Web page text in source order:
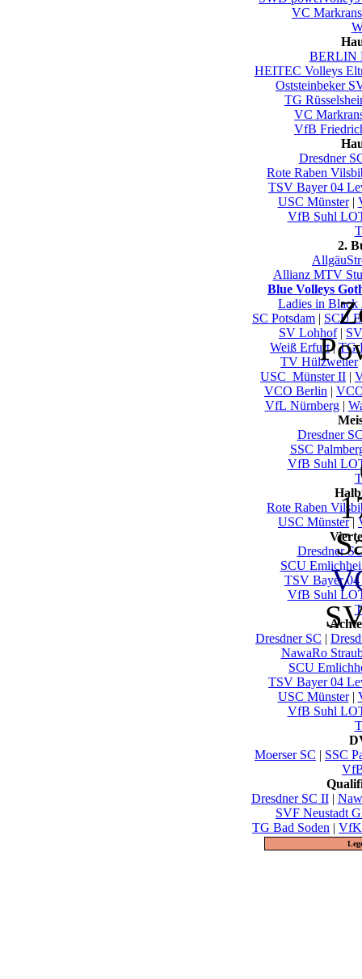
VC
BERLIN
HEITEC Volleys
Oststeinbeker
TG
VC
VfB
Dresdner
Rote Raben
TSV Bayer 04
USC Münster|
VfB Suhl
2.
Allianz MTV
Blue Volleys
Ladies in Black
SC Potsdam | SCU
SV Lohhof|
Weiß Erfurt|TG
TV Hülzweiler
USC_Münster II |
VCO Berlin |
VfL Nürnberg|
Dresdner
SSC
VfB Suhl
Rote Raben
USC Münster|
Dresdner
SCU
TSV Bayer 04
VfB Suhl
Dresdner SC |
NawaRo
SCU
TSV Bayer 04
USC Münster|
VfB Suhl
Moerser SC | SSC
Dresdner SC II|
SVF Neustadt
TG Bad Soden | VfK